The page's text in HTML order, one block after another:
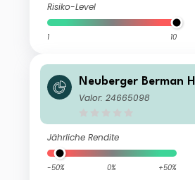
Risiko-Level
1 10
Neuberger Berman
Fund ZAR E
Valor: 24665098
Jährliche Rendite
-50% 0% +50%